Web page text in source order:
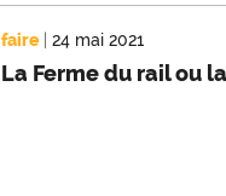
faire 24 mai 2021
La Ferme du rail ou